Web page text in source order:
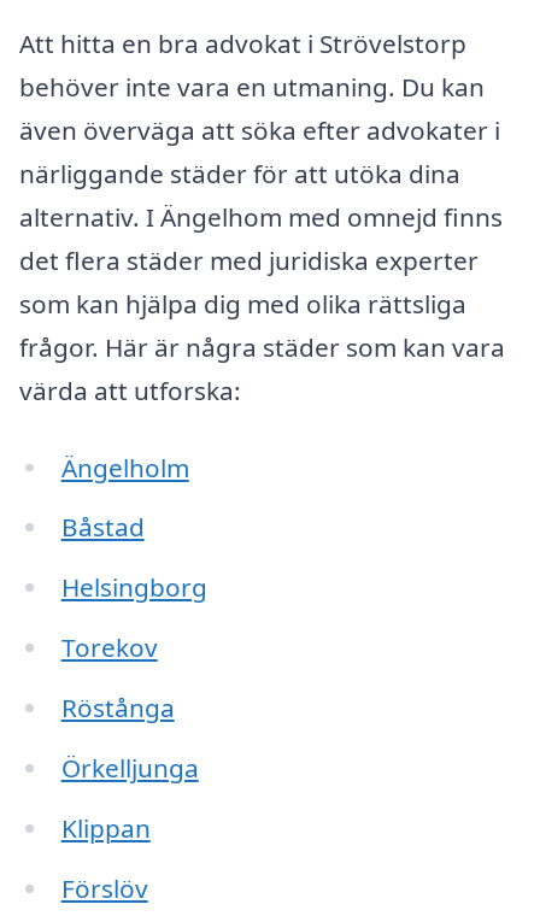
Att hitta en bra advokat i Strövelstorp
behöver inte vara en utmaning. Du kan
även överväga att söka efter advokater i
närliggande städer för att utöka dina
alternativ. I Ängelhom med omnejd finns
det flera städer med juridiska experter
som kan hjälpa dig med olika rättsliga
frågor. Här är några städer som kan vara
värda att utforska:
Ängelholm
Båstad
Helsingborg
Torekov
Röstånga
Örkelljunga
Klippan
Förslöv